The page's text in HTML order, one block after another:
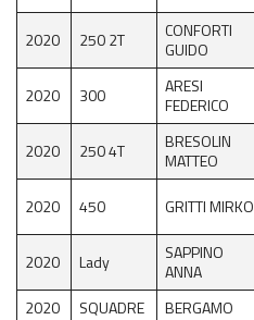
Archivio Stagioni Italiano Enduro
Informazioni e comunicati
Archivio News
Contatti
2020 250 2T
CONFORTI
GUIDO
2020
300
ARESI
FEDERICO
2020 250 4T
BRESOLIN
MATTEO
2020 450 GRITTI MIRKO
2020 Lady
SAPPINO
ANNA
2020
SQUADRE
BERGAMO